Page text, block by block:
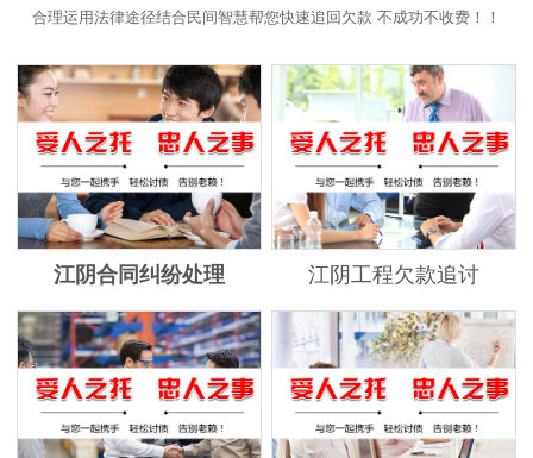
合理运用法律途径结合民间智慧帮您快速追回欠款 不成功不收费！！
江阴合同纠纷处理 江阴工程欠款追讨